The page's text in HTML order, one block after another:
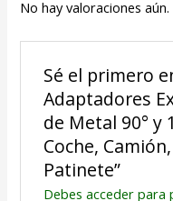
No hay valoraciones aún.
Sé el primero
Adaptadores
de Metal 90° y
Coche,
Patinete”
Debes accederpara